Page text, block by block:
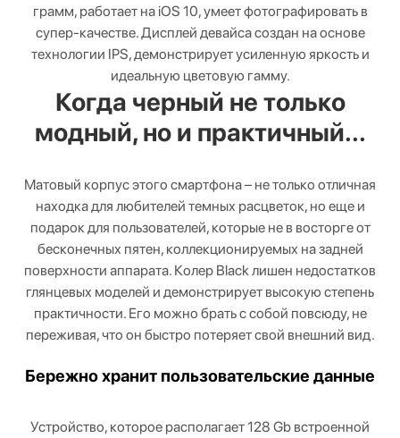
грамм, работает на iOS 10, умеет фотографировать в
супер-качестве. Дисплей девайса создан на основе
технологии IPS, демонстрирует усиленную яркость и
идеальную цветовую гамму.
Когда черный не только
модный, но и практичный...
Матовый корпус этого смартфона – не только отличная
находка для любителей темных расцветок, но еще и
подарок для пользователей, которые не в восторге от
бесконечных пятен, коллекционируемых на задней
поверхности аппарата. Колер Black лишен недостатков
глянцевых моделей и демонстрирует высокую степень
практичности. Его можно брать с собой повсюду, не
переживая, что он быстро потеряет свой внешний вид.
Бережно хранит пользовательские данные
Устройство, которое располагает 128 Gb встроенной